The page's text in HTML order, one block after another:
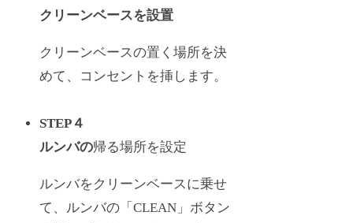
クリーンベースを設置
クリーンベースの置く場所を決
めて、コンセントを挿します。
STEP４
ルンバの帰る場所を設定
ルンバをクリーンベースに乗せ
て、ルンバの「CLEAN」ボタン